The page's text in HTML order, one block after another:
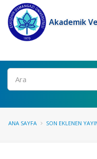
Akademik
Ara
ANA SAYFA SON EKLENEN